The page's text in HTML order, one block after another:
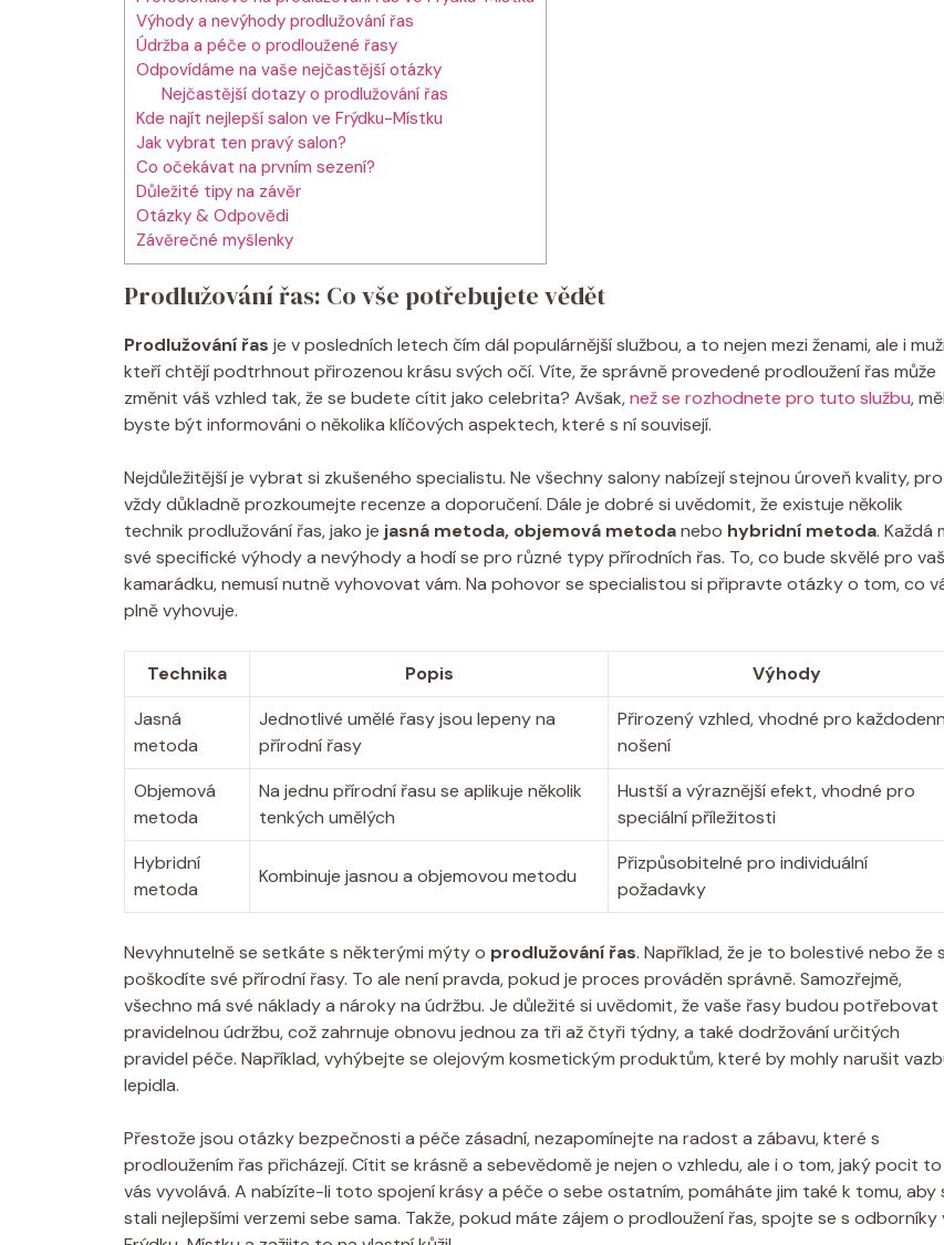
Výhody a nevýhody prodlužování řas
Údržba a péče o prodloužené řasy
Odpovídáme na vaše nejčastější otázky
Nejčastější dotazy o prodlužování řas
Kde najít nejlepší salon ve Frýdku-Místku
Jak vybrat ten pravý salon?
Co očekávat na prvním sezení?
Důležité tipy na závěr
Otázky & Odpovědi
Závěrečné myšlenky
Prodlužování řas: Co vše potřebujete vědět
Prodlužování řas je v posledních letech čím dál populárnější službou, a to nejen mezi ženami, ale i
kteří chtějí podtrhnout přirozenou krásu svých očí. Víte, že správně provedené prodloužení řas může
změnit váš vzhled tak, že se budete cítit jako celebrita? Avšak,než se rozhodnete pro tuto službu,
byste být informováni o několika klíčových aspektech, které s ní souvisejí.
Nejdůležitější je vybrat si zkušeného specialistu. Ne všechny salony nabízejí stejnou úroveň kvality,
vždy důkladně prozkoumejte recenze a doporučení. Dále je dobré si uvědomit, že existuje několik
technik prodlužování řas, jako je jasná metoda, objemová metodanebo hybridní metoda. Každá
své specifické výhody a nevýhody a hodí se pro různé typy přírodních řas. To, co bude skvělé pro
kamarádku, nemusí nutně vyhovovat vám. Na pohovor se specialistou si připravte otázky o tom, co
plně vyhovuje.
Technika Popis
Výhody
Jasná
metoda
Jednotlivé umělé řasy jsou lepeny na
přírodní řasy
Přirozený vzhled, vhodné pro
nošení
Objemová
metoda
Na jednu přírodní řasu se aplikuje několik
tenkých umělých
Hustší a výraznější efekt, vhodné pro
speciální příležitosti
Hybridní
metoda
Kombinuje jasnou a objemovou metodu
Přizpůsobitelné pro individuální
požadavky
Nevyhnutelně se setkáte s některými mýty o prodlužování řas. Například, že je to bolestivé nebo že
poškodíte své přírodní řasy. To ale není pravda, pokud je proces prováděn správně. Samozřejmě,
všechno má své náklady a nároky na údržbu. Je důležité si uvědomit, že vaše řasy budou potřebovat
pravidelnou údržbu, což zahrnuje obnovu jednou za tři až čtyři týdny, a také dodržování určitých
pravidel péče. Například, vyhýbejte se olejovým kosmetickým produktům, které by mohly narušit
lepidla.
Přestože jsou otázky bezpečnosti a péče zásadní, nezapomínejte na radost a zábavu, které s
prodloužením řas přicházejí. Cítit se krásně a sebevědomě je nejen o vzhledu, ale i o tom, jaký pocit
vás vyvolává. A nabízíte-li toto spojení krásy a péče o sebe ostatním, pomáháte jim také k tomu, aby
stali nejlepšími verzemi sebe sama. Takže, pokud máte zájem o prodloužení řas, spojte se s odborníky